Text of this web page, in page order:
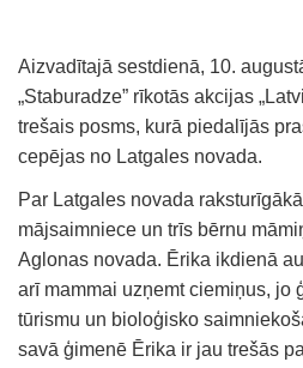
Aizvadītajā sestdienā, 10.
„Staburadze” rīkotās akcijas
trešais posms, kurā piedalījās
cepējas no Latgales novada.
Par Latgales novada
mājsaimniece un trīs bērnu
Aglonas novada. Ērika ikdienā
arī mammai uzņemt ciemiņus, jo
tūrismu un bioloģisko
savā ģimenē Ērika ir jau trešās